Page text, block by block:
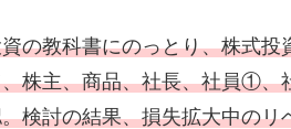
の教科書にのっとり、株式
株主、商品、社長、社員①
検討の結果、損失拡大中のリ